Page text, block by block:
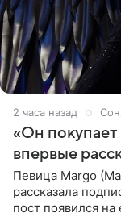
2 часа назад
«Он покупает
впервые
Певица Margo
рассказала
пост появился